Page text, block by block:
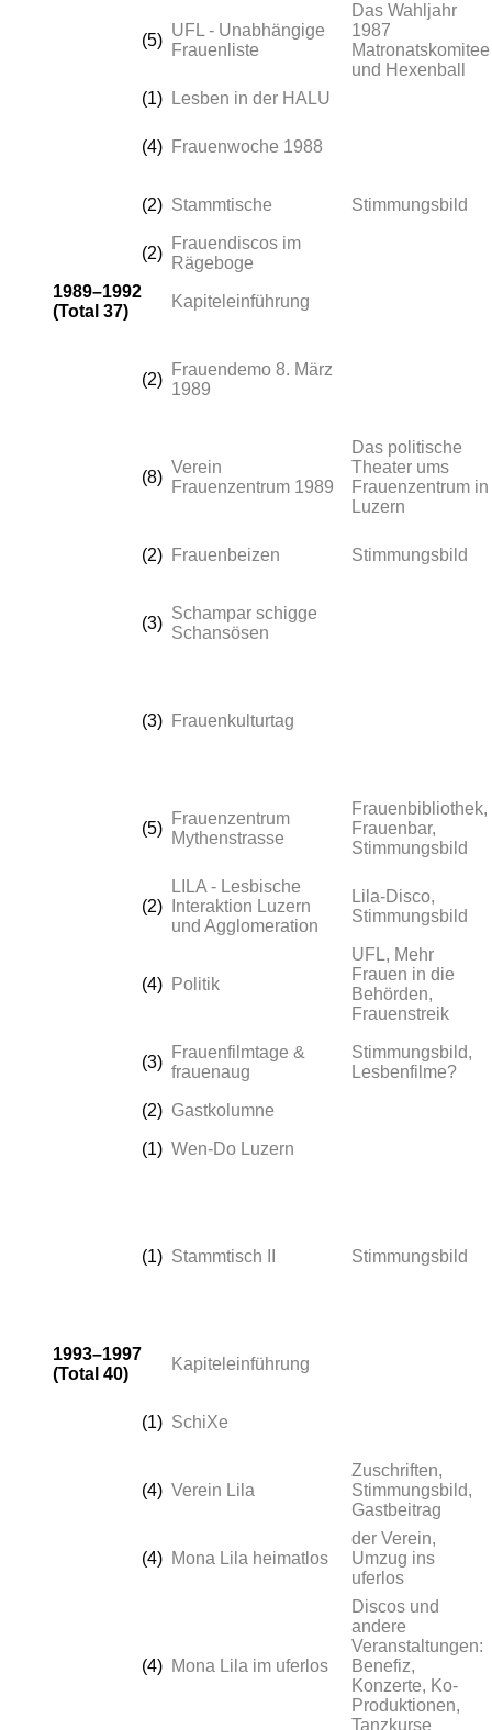
(5)
UFL - Unabhängige
Frauenliste
Das Wahljahr
1987
Matronatskomitee
und Hexenball
(1)
Lesben in der HALU
(4) Frauenwoche 1988
(2) Stammtische Stimmungsbild
(2)
Frauendiscos im
Rägeboge
1989–1992
(Total 37)
Kapiteleinführung
(2)
Frauendemo 8. März
1989
(8)
Verein
Frauenzentrum 1989
Das politische
Theater ums
Frauenzentrum in
Luzern
(2) Frauenbeizen Stimmungsbild
(3)
Schampar schigge
Schansösen
(3) Frauenkulturtag
(5)
Frauenzentrum
Mythenstrasse
Frauenbibliothek,
Frauenbar,
Stimmungsbild
(2)
LILA - Lesbische
Interaktion Luzern
und Agglomeration
Lila-Disco,
Stimmungsbild
(4) Politik
UFL, Mehr
Frauen in die
Behörden,
Frauenstreik
(3)
Frauenfilmtage &
frauenaug
Stimmungsbild,
Lesbenfilme?
(2) Gastkolumne
(1) Wen-Do Luzern
(1) Stammtisch II Stimmungsbild
1993–1997
(Total 40)
Kapiteleinführung
(1) SchiXe
(4) Verein Lila
Zuschriften,
Stimmungsbild,
Gastbeitrag
(4) Mona Lila heimatlos
der Verein,
Umzug ins
uferlos
(4) Mona Lila im uferlos
Discos und
andere
Veranstaltungen:
Benefiz,
Konzerte, Ko-
Produktionen,
Tanzkurse